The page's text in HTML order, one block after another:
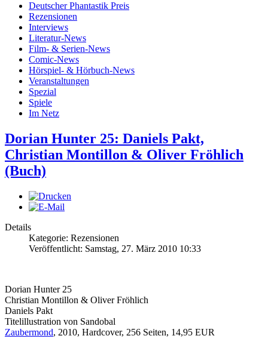
Deutscher Phantastik Preis
Rezensionen
Interviews
Literatur-News
Film- & Serien-News
Comic-News
Hörspiel- & Hörbuch-News
Veranstaltungen
Spezial
Spiele
Im Netz
Dorian Hunter 25: Daniels Pakt,
Christian Montillon & Oliver Fröhlich
(Buch)
Details
Kategorie: Rezensionen
Veröffentlicht: Samstag, 27. März 2010 10:33
Dorian Hunter 25
Christian Montillon & Oliver Fröhlich
Daniels Pakt
Titelillustration von Sandobal
Zaubermond, 2010, Hardcover, 256 Seiten, 14,95 EUR